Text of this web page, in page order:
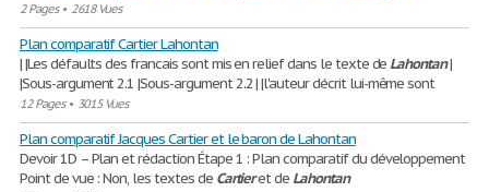
2 Pages• 2618 Vues
Plan comparatif Cartier Lahontan
| |Les défaults des francais sont mis en relief dans le texte de Lahontan|
|Sous-argument 2.1 |Sous-argument 2.2 | |l'auteur décrit lui-même sont
12 Pages• 3015 Vues
Plan comparatif Jacques Cartier et le baron de Lahontan
Devoir 1D – Plan et rédaction Étape 1 : Plan comparatif du développement
Point de vue : Non, les textes de Cartieret de Lahontan